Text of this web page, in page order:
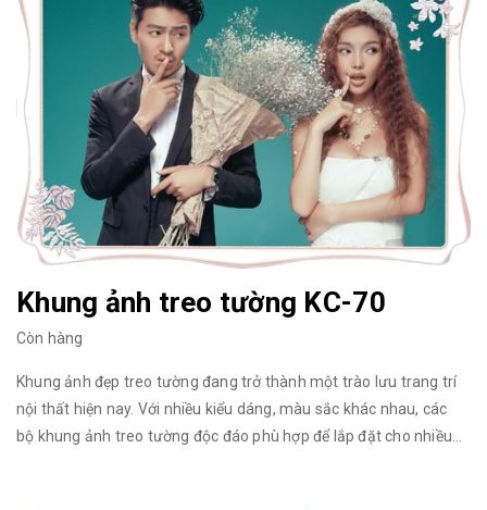
Khung ảnh treo tường KC-70
Còn hàng
Khung ảnh đẹp treo tường đang trở thành một trào lưu trang trí
nội thất hiện nay. Với nhiều kiểu dáng, màu sắc khác nhau, các
bộ khung ảnh treo tường độc đáo phù hợp để lắp đặt cho nhiều